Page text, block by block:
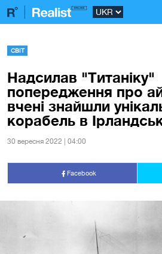
СВІТ
Надсилав "Титаніку"
попередження про
вчені знайшли
корабель в
30 вересня 2022 | 04:00
Facebook